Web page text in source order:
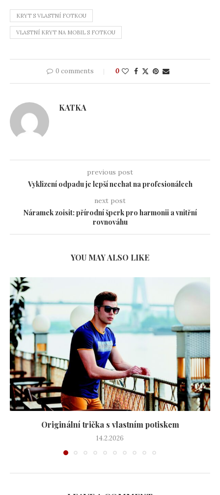
KRYT S VLASTNÍ FOTKOU
VLASTNÍ KRYT NA MOBIL S FOTKOU
0 comments 0
KATKA
previous post
Vyklizení odpadu je lepší nechat na profesionálech
next post
Náramek zoisit: přírodní šperk pro harmonii a vnitřní
rovnováhu
YOU MAY ALSO LIKE
Originální trička s vlastním potiskem
14.2.2026